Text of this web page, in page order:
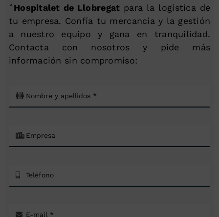
´Hospitalet de Llobregat para la logística de
tu empresa. Confía tu mercancía y la gestión
a nuestro equipo y gana en tranquilidad.
Contacta con nosotros y pide más
información sin compromiso: